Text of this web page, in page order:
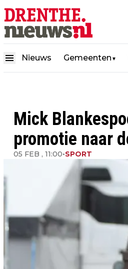
Nieuws Gemeenten ▼
Mick
promotie naar
05 FEB , 11:00•SPORT